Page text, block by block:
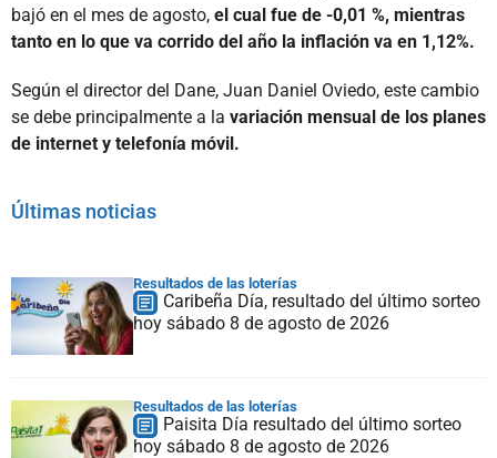
bajó en el mes de agosto, el cual fue de -0,01 %, mientras
tanto en lo que va corrido del año la inflación va en 1,12%.
Según el director del Dane, Juan Daniel Oviedo, este cambio
se debe principalmente a la variación mensual de los planes
de internet y telefonía móvil.
Últimas noticias
Resultados de las loterías
Caribeña Día, resultado del último sorteo
hoy sábado 8 de agosto de 2026
Resultados de las loterías
Paisita Día resultado del último sorteo
hoy sábado 8 de agosto de 2026